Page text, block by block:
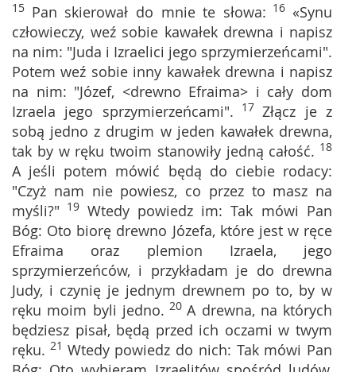
15 Pan skierował do mnie te słowa: 16 «Synu
człowieczy, weź sobie kawałek drewna i napisz
na nim: "Juda i Izraelici jego sprzymierzeńcami".
Potem weź sobie inny kawałek drewna i napisz
na nim: "Józef, <drewno Efraima> i cały dom
Izraela jego sprzymierzeńcami". 17 Złącz je z
sobą jedno z drugim w jeden kawałek drewna,
tak by w ręku twoim stanowiły jedną całość. 18
A jeśli potem mówić będą do ciebie rodacy:
"Czyż nam nie powiesz, co przez to masz na
myśli?" 19 Wtedy powiedz im: Tak mówi Pan
Bóg: Oto biorę drewno Józefa, które jest w ręce
Efraima oraz plemion Izraela, jego
sprzymierzeńców, i przykładam je do drewna
Judy, i czynię je jednym drewnem po to, by w
ręku moim byli jedno. 20 A drewna, na których
będziesz pisał, będą przed ich oczami w twym
ręku. 21 Wtedy powiedz do nich: Tak mówi Pan